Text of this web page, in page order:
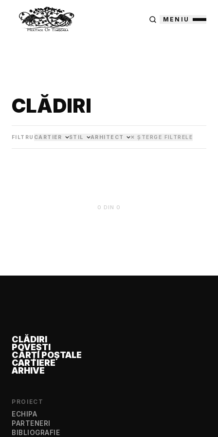
MENIU
CLĂDIRI
FILTRU CARTIER STIL ARHITECT ✕ ȘTERGE FILTRELE
0 DIN 0
CLĂDIRI
POVEȘTI
CĂRȚI POȘTALE
CARTIERE
ARHIVE
PROIECT
ECHIPA
PARTENERI
BIBLIOGRAFIE